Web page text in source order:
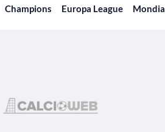
Champions Europa League